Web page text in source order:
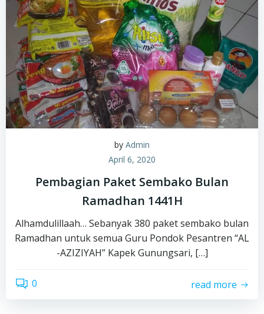
by Admin
April 6, 2020
Pembagian Paket Sembako Bulan
Ramadhan 1441H
Alhamdulillaah… Sebanyak 380 paket sembako bulan
Ramadhan untuk semua Guru Pondok Pesantren “AL
-AZIZIYAH” Kapek Gunungsari, […]
0 read more